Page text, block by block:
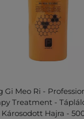
Gi Meo Ri -
Treatment -
Károsodott Hajra -